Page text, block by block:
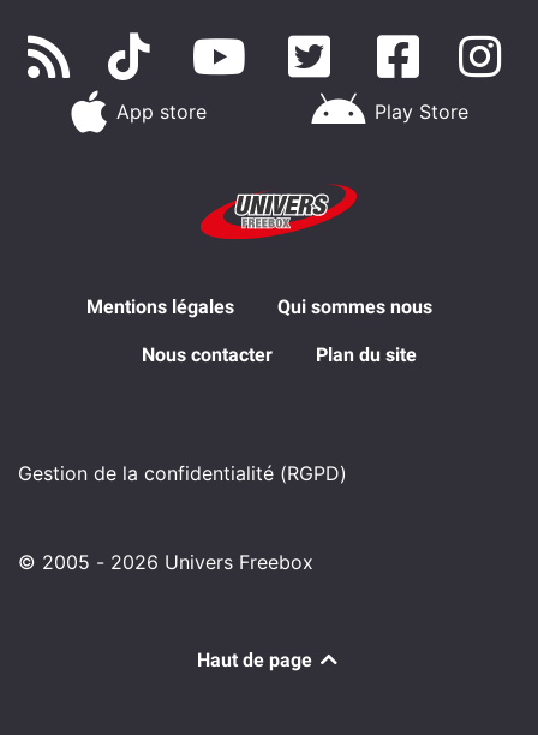
App store Play Store
Mentions légales Qui sommes nous
Nous contacter Plan du site
Gestion de la confidentialité (RGPD)
© 2005 - 2026 Univers Freebox
Haut de page